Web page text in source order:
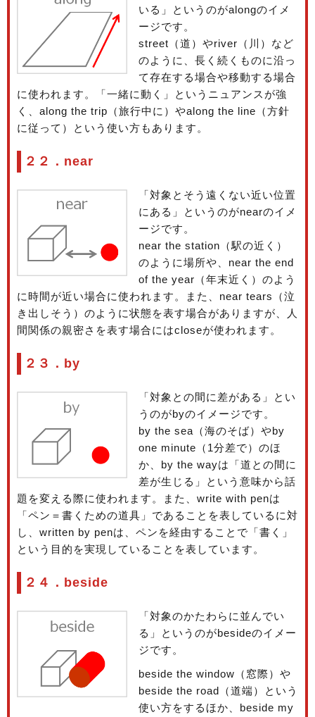
いる」というのがalongのイメ
ージです。
street（道）やriver（川）など
のように、長く続くものに沿っ
て存在する場合や移動する場合
に使われます。「一緒に動く」というニュアンスが強
く、along the trip（旅行中に）やalong the line（方針
に従って）という使い方もあります。
２２．near
「対象とそう遠くない近い位置
にある」というのがnearのイメ
ージです。
near the station（駅の近く）
のように場所や、near the end
of the year（年末近く）のよう
に時間が近い場合に使われます。また、near tears（泣
き出しそう）のように状態を表す場合がありますが、人
間関係の親密さを表す場合にはcloseが使われます。
２３．by
「対象との間に差がある」とい
うのがbyのイメージです。
by the sea（海のそば）やby
one minute（1分差で）のほ
か、by the wayは「道との間に
差が生じる」という意味から話
題を変える際に使われます。また、write with penは
「ペン＝書くための道具」であることを表しているに対
し、written by penは、ペンを経由することで「書く」
という目的を実現していることを表しています。
２４．beside
「対象のかたわらに並んでい
る」というのがbesideのイメー
ジです。
beside the window（窓際）や
beside the road（道端）という
使い方をするほか、beside my